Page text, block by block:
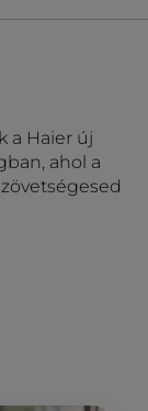
a Haier új
ahol a